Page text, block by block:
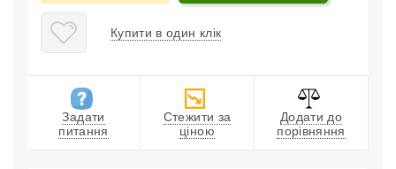
Купити в один клік
Задати
питання
Стежити за
ціною
Додати до
порівняння